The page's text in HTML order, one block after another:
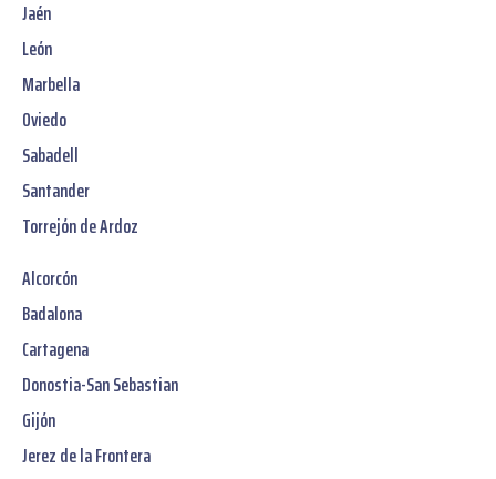
Jaén
León
Marbella
Oviedo
Sabadell
Santander
Torrejón de Ardoz
Alcorcón
Badalona
Cartagena
Donostia-San Sebastian
Gijón
Jerez de la Frontera